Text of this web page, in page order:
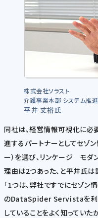
株式会社ソラスト
介護事業本部 システム推
平井 丈裕氏
同社は、経営情報可視化に必
進するパートナーとしてセゾ
ー）を選び、リンケージ モダ
理由は2つあった、と平井氏は
「1つは、弊社ですでにセゾン
のDataSpider Servistaを利
していることをよく知っていた